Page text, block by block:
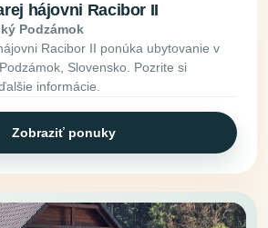
hájovni Racibor II
Podzámok
Racibor II ponúka ubytovanie v
Slovensko. Pozrite si
informácie.
Zobraziť ponuky